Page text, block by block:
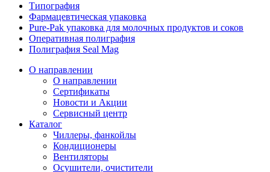
Типография
Фармацевтическая упаковка
Pure-Pak упаковка для молочных продуктов и соков
Оперативная полиграфия
Полиграфия Seal Mag
О направлении
О направлении
Сертификаты
Новости и Акции
Сервисный центр
Каталог
Чиллеры, фанкойлы
Кондиционеры
Вентиляторы
Осушители, очистители